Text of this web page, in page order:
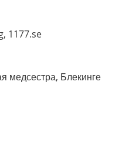
1177.se
медсестра, Блекинге